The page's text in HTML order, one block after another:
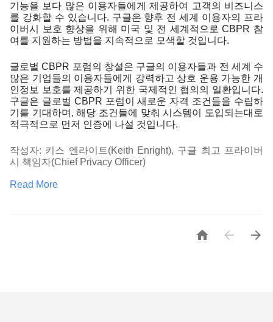
기능을 보다 많은 이용자들에게 제공하여 고객의 비즈니스
를 강화할 수 있습니다. 구글은 향후 전 세계 이용자의 프라
이버시 보호 향상을 위해 미국 및 전 세계적으로 CBPR 참
여를 지원하는 방법을 지속적으로 모색할 것입니다.
글로벌 CBPR 포럼의 창설은 구글의 이용자들과 전 세계 수
많은 기업들의 이용자들에게 강력하고 상호 운용 가능한 개
인정보 보호를 제공하기 위한 국제적인 협의의 일환입니다.
구글은 글로벌 CBPR 포럼이 새로운 자격 조건들을 수립하
기를 기대하며, 해당 조건들에 맞춰 시스템이 도입되는대로
적극적으로 먼저 인증에 나설 것입니다.
작성자: 키스 엔라이트(Keith Enright), 구글 최고 프라이버
시 책임자(Chief Privacy Officer)
Read More
  